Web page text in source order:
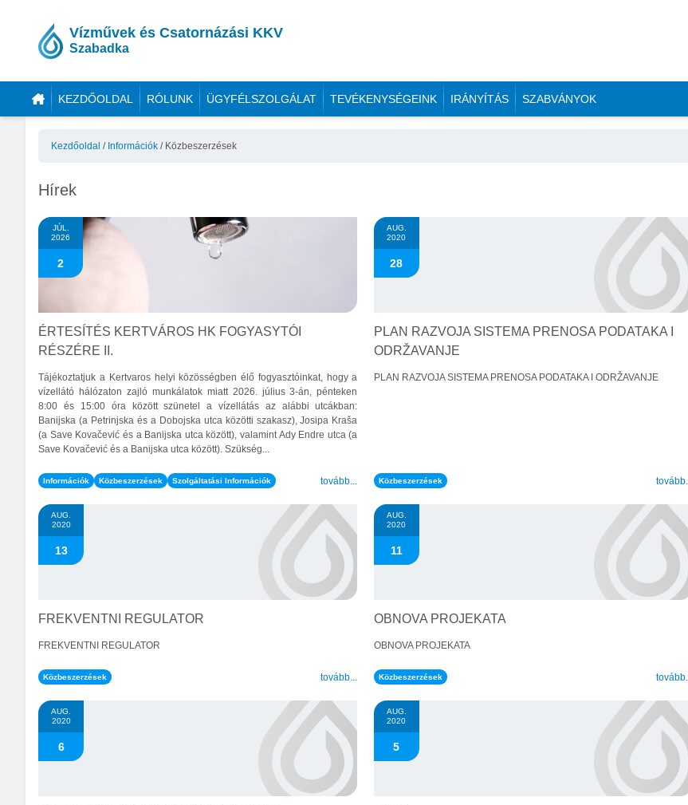
Vízművek és Csatornázási KKV
Szabadka
KEZDŐOLDAL RÓLUNK ÜGYFÉLSZOLGÁLAT TEVÉKENYSÉGEINK IRÁNYÍTÁS SZABVÁNYOK
Kezdőoldal / Információk / Közbeszerzések
Hírek
JÚL.
2026
2
ÉRTESÍTÉS KERTVÁROS HK FOGYASYTÓI
RÉSZÉRE II.
Tájékoztatjuk a Kertvaros helyi közösségben élő fogyasztóinkat, hogy a
vízellátó hálózaton zajló munkálatok miatt 2026. július 3-án, pénteken
8:00 és 15:00 óra között szünetel a vízellátás az alábbi utcákban:
Banijska (a Petrinjska és a Dobojska utca közötti szakasz), Josipa Kraša
(a Save Kovačević és a Banijska utca között), valamint Ady Endre utca (a
Save Kovačević és a Banijska utca között). Szükség...
Információk Közbeszerzések Szolgáltatási Információk tovább...
AUG.
2020
28
PLAN RAZVOJA SISTEMA PRENOSA PODATAKA I
ODRŽAVANJE
PLAN RAZVOJA SISTEMA PRENOSA PODATAKA I ODRŽAVANJE
Közbeszerzések tovább...
AUG.
2020
13
FREKVENTNI REGULATOR
FREKVENTNI REGULATOR
Közbeszerzések tovább...
AUG.
2020
11
OBNOVA PROJEKATA
OBNOVA PROJEKATA
Közbeszerzések tovább...
AUG.
2020
6
AUG.
2020
5